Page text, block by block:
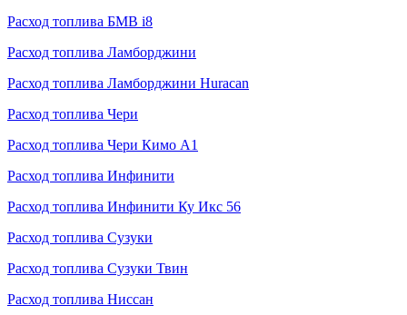
Расход топлива БМВ i8
Расход топлива Ламборджини
Расход топлива Ламборджини Huracan
Расход топлива Чери
Расход топлива Чери Кимо А1
Расход топлива Инфинити
Расход топлива Инфинити Ку Икс 56
Расход топлива Сузуки
Расход топлива Сузуки Твин
Расход топлива Ниссан